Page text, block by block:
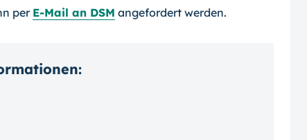
perE-Mail an DSM angefordert werden.